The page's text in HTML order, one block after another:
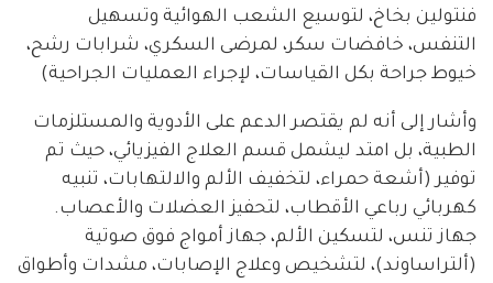
فنتولين بخاخ، لتوسيع الشعب الهوائية وتسهيل
التنفس، خافضات سكر، لمرضى السكري، شرابات رشح،
خيوط جراحة بكل القياسات، لإجراء العمليات الجراحية)
وأشار إلى أنه لم يقتصر الدعم على الأدوية والمستلزمات
الطبية، بل امتد ليشمل قسم العلاج الفيزيائي، حيث تم
توفير (أشعة حمراء، لتخفيف الألم والالتهابات، تنبيه
كهربائي رباعي الأقطاب، لتحفيز العضلات والأعصاب.
جهاز تنس، لتسكين الألم، جهاز أمواج فوق صوتية
(ألتراساوند)، لتشخيص وعلاج الإصابات، مشدات وأطواق